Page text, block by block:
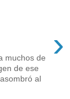
›
muchos de
de ese
al